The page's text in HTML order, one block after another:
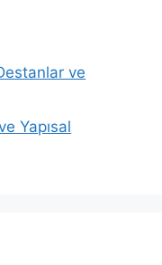
ve
Yapısal